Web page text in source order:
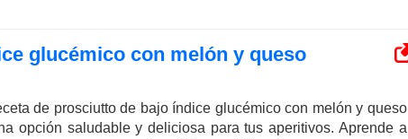
glucémico con melón y queso
de prosciutto de bajo índice glucémico con melón y queso
opción saludable y deliciosa para tus aperitivos. Aprende a